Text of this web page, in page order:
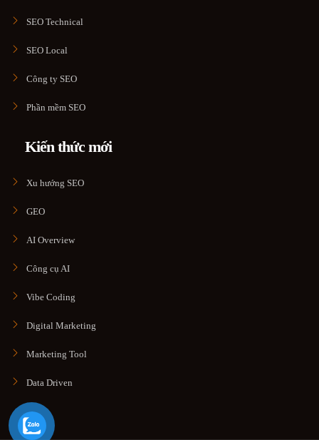
SEO Technical
SEO Local
Công ty SEO
Phần mềm SEO
Kiến thức mới
Xu hướng SEO
GEO
AI Overview
Công cụ AI
Vibe Coding
Digital Marketing
Marketing Tool
Data Driven